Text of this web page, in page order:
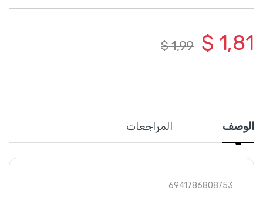
$ 1,81
$1,99
الوصف المراجعات
6941786808753